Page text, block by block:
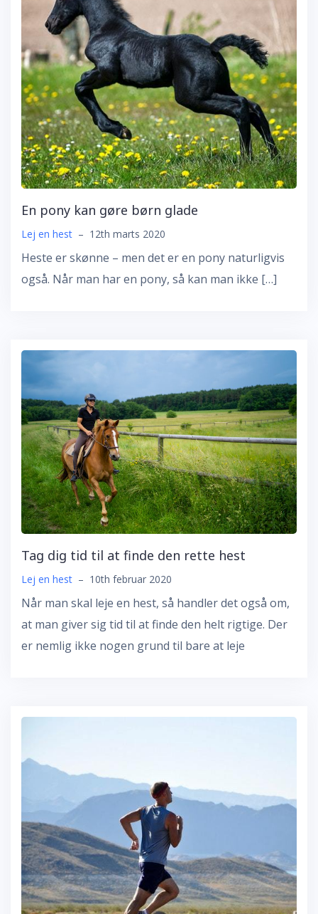
En pony kan gøre børn glade
Lej en hest – 12th marts 2020
Heste er skønne – men det er en pony naturligvis
også. Når man har en pony, så kan man ikke […]
Tag dig tid til at finde den rette hest
Lej en hest – 10th februar 2020
Når man skal leje en hest, så handler det også om,
at man giver sig tid til at finde den helt rigtige. Der
er nemlig ikke nogen grund til bare at leje